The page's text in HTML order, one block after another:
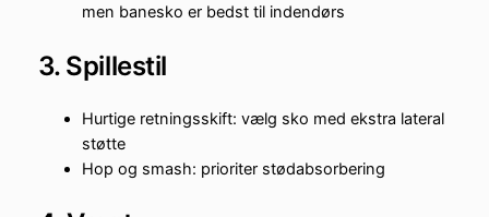
men banesko er bedst til indendørs
3. Spillestil
Hurtige retningsskift: vælg sko med ekstra lateral
støtte
Hop og smash: prioriter stødabsorbering